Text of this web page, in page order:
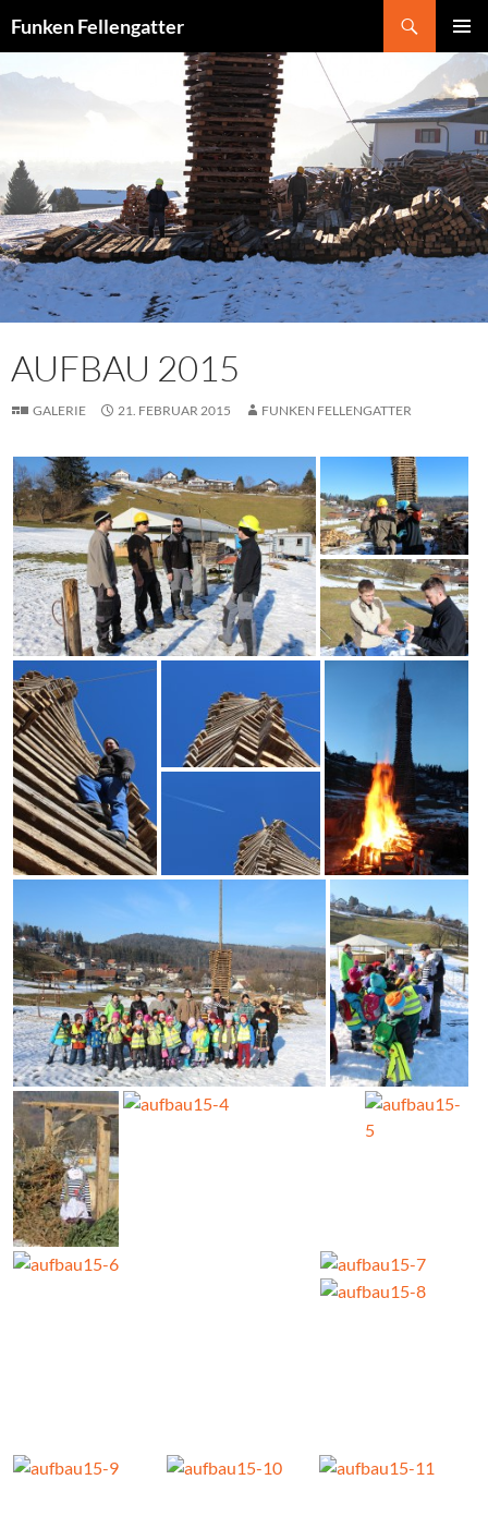
Inhalt
Funken Fellengatter
MENÜ
AUFBAU 2015
GALERIE 21. FEBRUAR 2015 FUNKEN FELLENGATTER